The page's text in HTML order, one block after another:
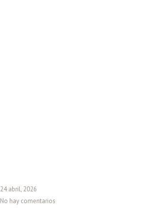
24 abril, 2026
No hay comentarios